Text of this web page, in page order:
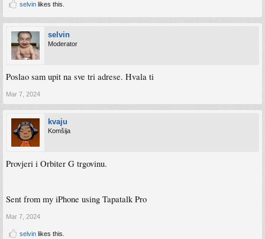
selvin likes this.
selvin
Moderator
Poslao sam upit na sve tri adrese. Hvala ti
Mar 7, 2024
kvaju
Komšija
Provjeri i Orbiter G trgovinu.
Sent from my iPhone using Tapatalk Pro
Mar 7, 2024
selvin likes this.